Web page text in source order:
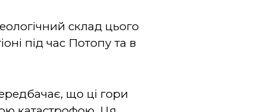
склад цього
під час Потопу та в
що ці гори